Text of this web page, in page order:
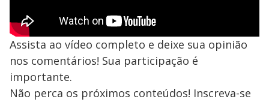
Assista ao vídeo completo e deixe sua opinião
nos comentários! Sua participação é
importante.
Não perca os próximos conteúdos! Inscreva-se